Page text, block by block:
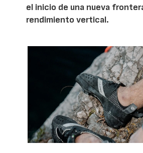
el inicio de una nueva
rendimiento vertical.